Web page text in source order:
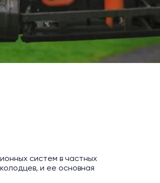
систем в частных
и ее основная